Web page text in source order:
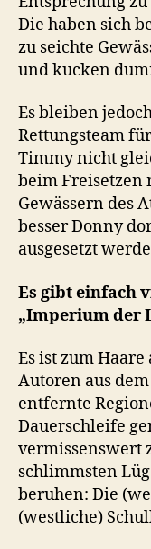
Die haben sich
zu seichte
und kucken
Es bleiben
Rettungsteam
Timmy nicht
beim Freisetzen
Gewässern des
besser Donny
ausgesetzt
Es gibt einfach
„Imperium der
Es ist zum
Autoren aus
entfernte
Dauerschleife
vermissenswert
schlimmsten
beruhen: Die
(westliche)